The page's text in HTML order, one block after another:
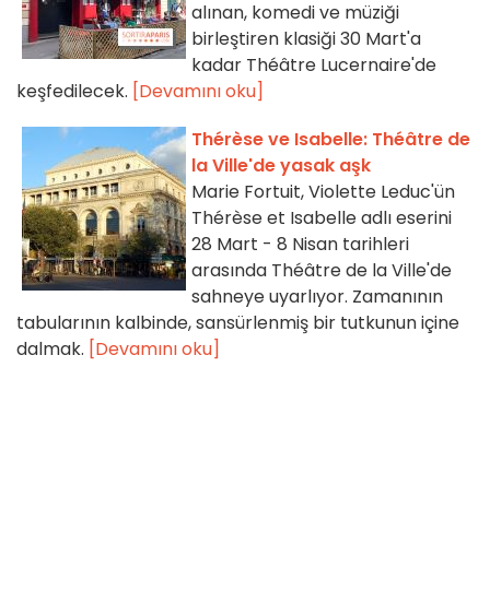
alınan, komedi ve müziği
birleştiren klasiği 30 Mart'a
kadar Théâtre Lucernaire'de
keşfedilecek. [Devamını oku]
Thérèse ve Isabelle: Théâtre de
la Ville'de yasak aşk
Marie Fortuit, Violette Leduc'ün
Thérèse et Isabelle adlı eserini
28 Mart - 8 Nisan tarihleri
arasında Théâtre de la Ville'de
sahneye uyarlıyor. Zamanının
tabularının kalbinde, sansürlenmiş bir tutkunun içine
dalmak. [Devamını oku]